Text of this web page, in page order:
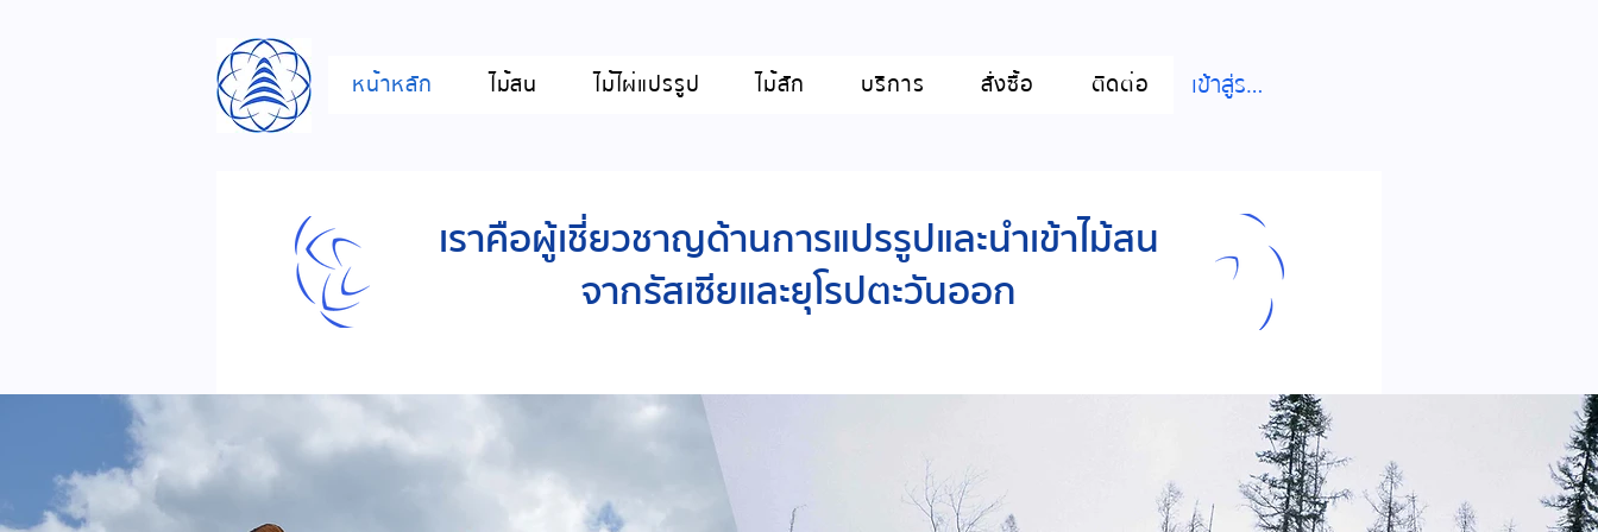
หน้าหลัก ไม้สน ไม้ไผ่แปรรูป ไม้สัก บริการ สั่งซื้อ ติดต่อ เข้าสู่ระบบ
เราคือผู้เชี่ยวชาญด้านการแปรรูปและนำเข้าไม้สน
จากรัสเซียและยุโรปตะวันออก